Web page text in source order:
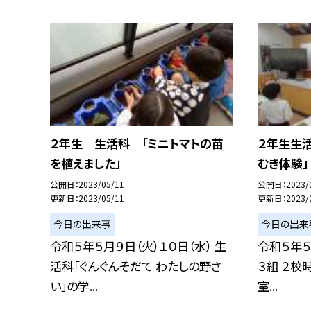
２年生 生活科 「ミニトマトの苗
を植えました」
公開日 2023/05/11
更新日 2023/05/11
今日の出来事
令和５年５月９日（火）１０日（水） 生
活科「ぐんぐんそだて わたしの野さ
い」の学...
２年生生
むき体験」
公開日
更新日
今日の出
令和５年５
３組 ２校
室...